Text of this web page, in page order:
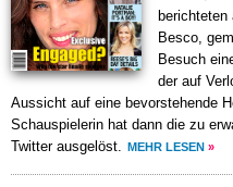
Besco,
Besuch
der auf
Aussicht auf eine bevorstehende
Schauspielerin hat dann die zu
Twitter ausgelöst. MEHR LESEN »